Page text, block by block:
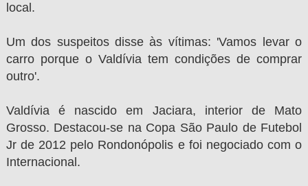
local.
Um dos suspeitos disse às vítimas: 'Vamos levar o
carro porque o Valdívia tem condições de comprar
outro'.
Valdívia é nascido em Jaciara, interior de Mato
Grosso. Destacou-se na Copa São Paulo de Futebol
Jr de 2012 pelo Rondonópolis e foi negociado com o
Internacional.